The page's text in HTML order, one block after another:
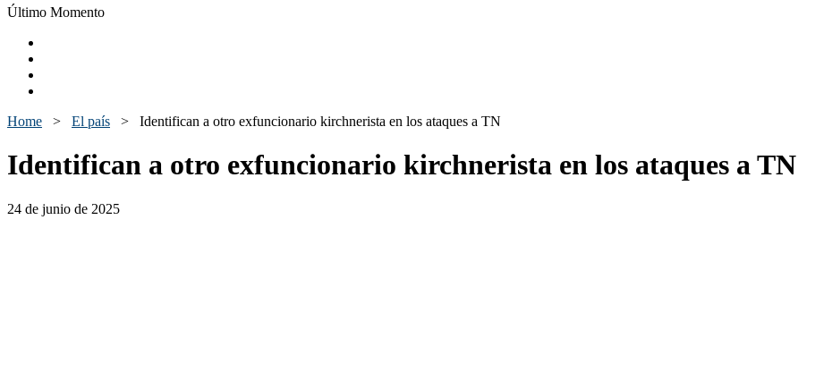
Último Momento
Home > El país > Identifican a otro exfuncionario kirchnerista en los ataques a TN
Identifican a otro exfuncionario kirchnerista en los ataques a TN
24 de junio de 2025